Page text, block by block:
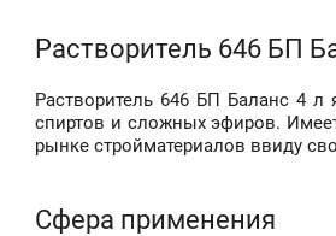
Растворитель 646 БП
Растворитель 646 БП Баланс 4 л
спиртов и сложных эфиров.
рынке стройматериалов ввиду
Сфера применения